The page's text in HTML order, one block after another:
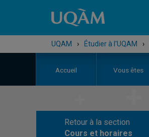
UQAM › Étudier à l'UQAM ›
Accueil Vous êtes
Retour à la section
Cours et horaires